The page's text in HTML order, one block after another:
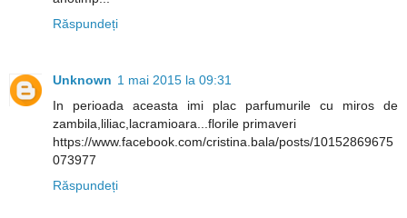
Răspundeți
Unknown 1 mai 2015 la 09:31
In perioada aceasta imi plac parfumurile cu miros de
zambila,liliac,lacramioara...florile primaveri
https://www.facebook.com/cristina.bala/posts/10152869675
073977
Răspundeți